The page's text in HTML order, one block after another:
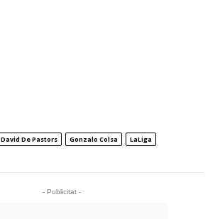
David De Pastors Gonzalo Colsa
LaLiga
- Publicitat -